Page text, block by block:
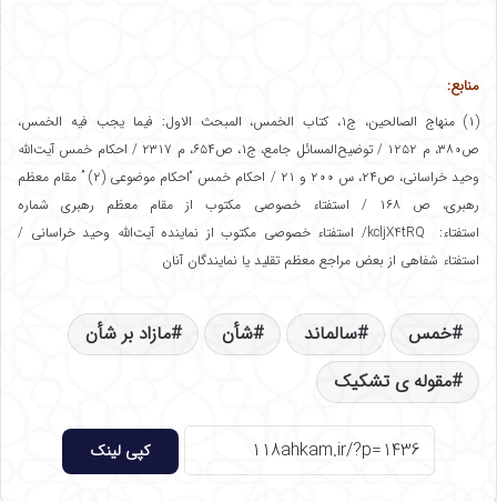
منابع:
(۱) منهاج الصالحین، ج۱، کتاب الخمس، المبحث الاول: فیما یجب فیه الخمس،
ص۳۸۰، م ۱۲۵۲ / توضیح‌المسائل جامع، ج۱، ص۶۵۴، م ۲۳۱۷ / احکام خمس آیت‌الله
وحید خراسانی، ص۲۴، س ۲۰۰ و ۲۱ / احکام خمس “احکام موضوعی (۲) ” مقام معظم
رهبری، ص ۱۶۸ / استفتاء خصوصی مکتوب از مقام معظم رهبری شماره
استفتاء: kcljX4tRQ/ استفتاء خصوصی مکتوب از نماینده آیت‌الله وحید خراسانی /
استفتاء شفاهی از بعض مراجع معظم تقلید یا نمایندگان آنان
خمس سالماند شأن
مازاد بر شأن
مقوله ی تشکیک
کپی لینک